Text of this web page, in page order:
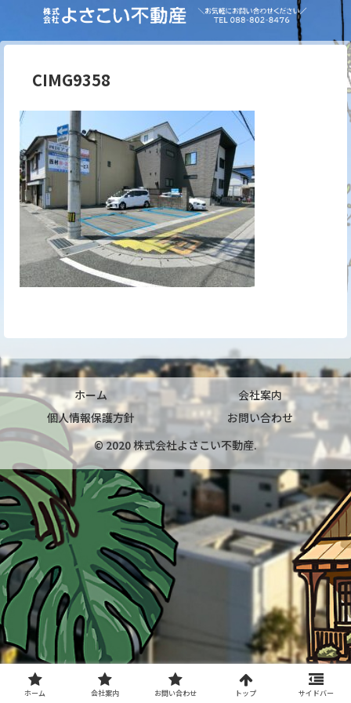
CIMG9358
ホーム
会社案内
個人情報保護方針
お問い合わせ
© 2020 株式会社よさこい不動産.
ホーム 会社案内 お問い合わせ トップ サイドバー